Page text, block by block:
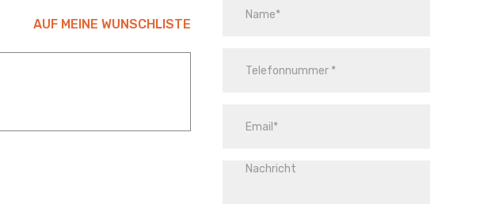
AUF MEINE WUNSCHLISTE